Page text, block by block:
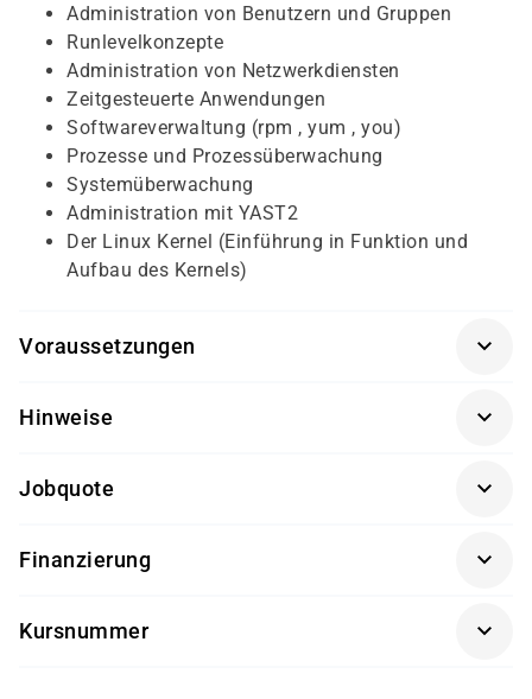
Administration von Benutzern und Gruppen
Runlevelkonzepte
Administration von Netzwerkdiensten
Zeitgesteuerte Anwendungen
Softwareverwaltung (rpm , yum , you)
Prozesse und Prozessüberwachung
Systemüberwachung
Administration mit YAST2
Der Linux Kernel (Einführung in Funktion und
Aufbau des Kernels)
Voraussetzungen
folgende Vorkenntnisse mitbringen:
Hinweise
Jobquote
Finanzierung
Kursnummer